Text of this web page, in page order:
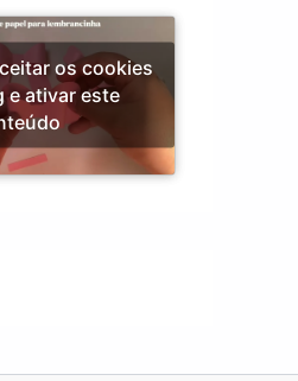
os cookies
e ativar este